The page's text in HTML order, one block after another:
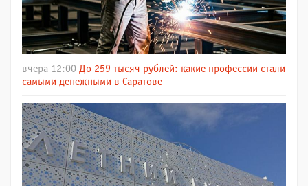
вчера 12:00 До 259 тысяч рублей: какие профессии стали
самыми денежными в Саратове